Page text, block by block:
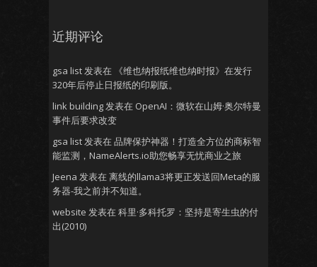
近期评论
gsa list发表在
《维也纳报纸维也纳时报》在发行
320年后停止日报纸的印刷版。
link building发表在 OpenAI：微软在山姆·奥尔特曼
事件后要求改变
gsa list发表在 品牌保护神器！打造全方位的商标智
能监测，NameAlerts.io助您畅享无忧商业之旅
Jeena 发表在 离线的llama3将更正发送回Meta的服
务器-我之前并不知道。
website 发表在 科里·多科托罗：坚持是寄生虫的付
出(2010)